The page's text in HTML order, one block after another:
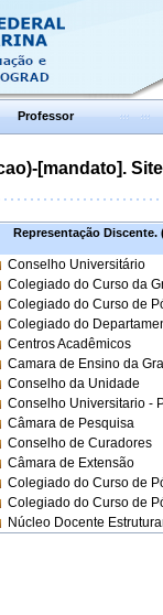
Professor
[mandato].
Representação Discente.
Conselho Universitário
Colegiado do Curso da
Colegiado do Curso de
Colegiado do
Centros Acadêmicos
Camara de Ensino da
Conselho da Unidade
Conselho Universitario -
Câmara de Pesquisa
Conselho de Curadores
Câmara de Extensão
Colegiado do Curso de
Colegiado do Curso de
Núcleo Docente